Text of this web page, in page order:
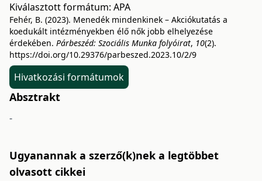
Kiválasztott formátum: APA
Fehér, B. (2023). Menedék mindenkinek – Akciókutatás a
koedukált intézményekben élő nők jobb elhelyezése
érdekében. Párbeszéd: Szociális Munka folyóirat, 10(2).
https://doi.org/10.29376/parbeszed.2023.10/2/9
Hivatkozási formátumok
Absztrakt
-
Ugyanannak a szerző(k)nek a legtöbbet
olvasott cikkei